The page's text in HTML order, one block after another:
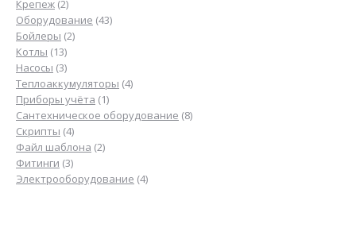
товар
Крепеж 22
товара
Оборудование 4343
Бойлеры 22
Котлы 1313
товаров
Насосы 33
товара
Теплоаккумуляторы 44
Приборы учёта 11
товар
Сантехническое оборудование 88
Скрипты 44
товара
Файл шаблона 22
Фитинги 33
товара
Электрооборудование 44